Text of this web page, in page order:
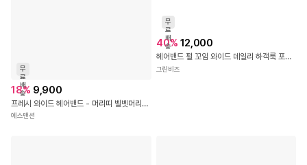
무
료
배
송
18% 9,900
프레시 와이드 헤어밴드 - 머리띠 벨벳머리띠 호피머리띠 니트머리띠 체크머리띠 레오파드머리띠 진주머리띠 큐빅머리띠 얇은머리띠 크리스마스머리띠 리본머리띠 와이드머리띠 넓은머리띠
에스맨션
무
료
배
송
40% 12,000
헤어밴드 펄 꼬임 와이드 데일리 하객룩 포인트
그린비즈